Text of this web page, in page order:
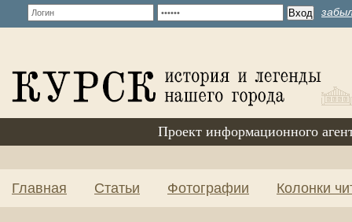
Проект информационного
Главная Статьи Фотографии Колонки